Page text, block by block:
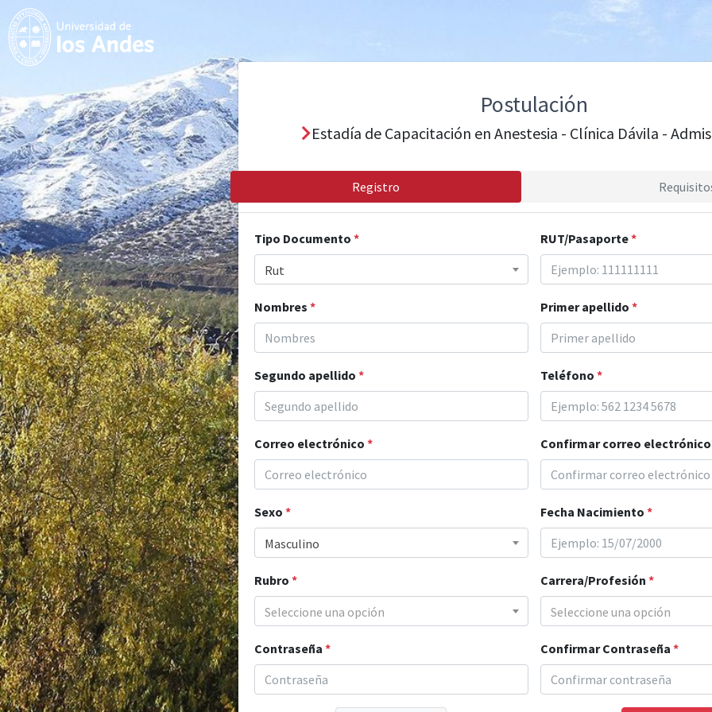
Postulación
Estadía de Capacitación en Anestesia - Clínica Dávila -
Registro
Tipo Documento *
Rut
RUT/Pasaporte*
Nombres * Primer apellido *
Segundo apellido * Teléfono *
Correo electrónico * Confirmar correo electrónico
Sexo *
Masculino
Fecha Nacimiento *
Rubro *
Seleccione una opción
Carrera/Profesión *
Seleccione una opción
Contraseña * Confirmar Contraseña *